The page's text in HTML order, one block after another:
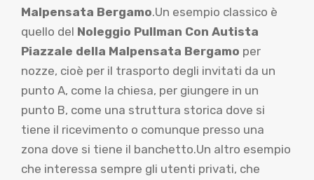
Malpensata Bergamo.Un esempio classico è
quello del Noleggio Pullman Con Autista
Piazzale della Malpensata Bergamo per
nozze, cioè per il trasporto degli invitati da un
punto A, come la chiesa, per giungere in un
punto B, come una struttura storica dove si
tiene il ricevimento o comunque presso una
zona dove si tiene il banchetto.Un altro esempio
che interessa sempre gli utenti privati, che